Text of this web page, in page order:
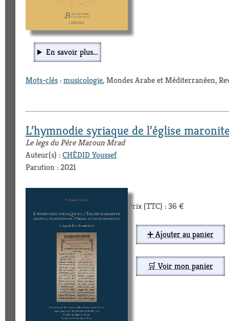
En savoir plus...
Mots-clés:musicologie, Mondes Arabe et Méditerranéen,
L’hymnodie syriaque de l’église
Le legs du Père Maroun Mrad
Auteur(s) :CHÉDID Youssef
Parution : 2021
Prix (TTC) : 36 €
➕ Ajouter au panier
🛒 Voir mon panier